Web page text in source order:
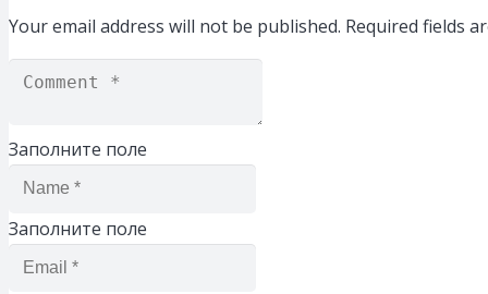
Your email address will not be published. Required fields
Заполните поле
Заполните поле